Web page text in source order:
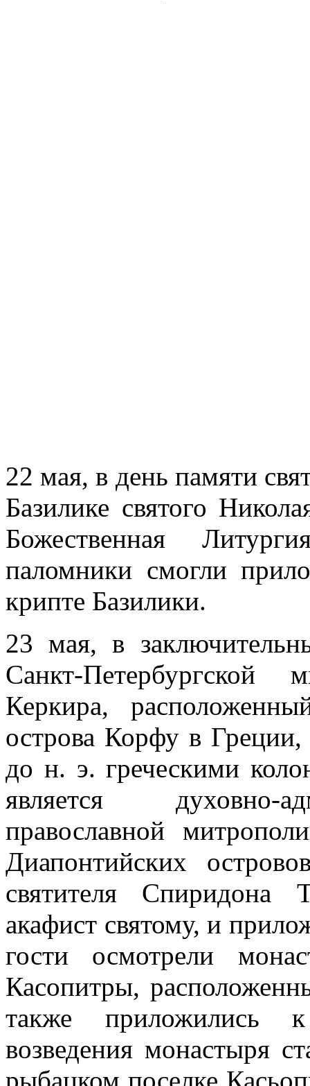
22 мая, в день памяти
Базилике святого
Божественная
паломники смогли
крипте Базилики.
23 мая, в
Санкт-Петербургской
Керкира,
острова Корфу в
до н. э. греческими
является духовно-
православной
Диапонтийских
святителя Спиридона
акафист святому, и
гости осмотрели
Касопитры,
также приложились
возведения монастыря
рыбацком поселке